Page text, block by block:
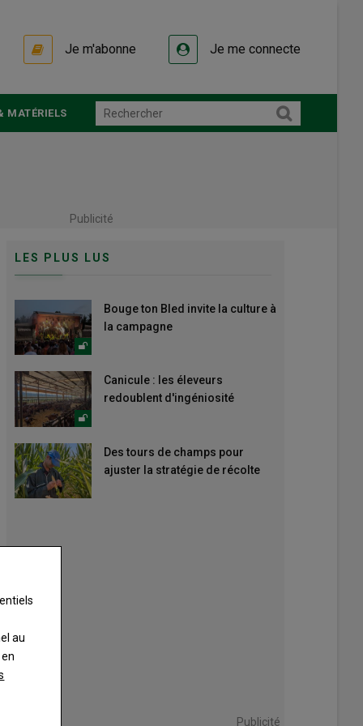
Je m'abonne Je me connecte
MATÉRIELS
Publicité
LES PLUS LUS
Bouge ton Bled invite la culture à
la campagne
Canicule : les éleveurs
redoublent d'ingéniosité
Des tours de champs pour
ajuster la stratégie de récolte
Publicité
au